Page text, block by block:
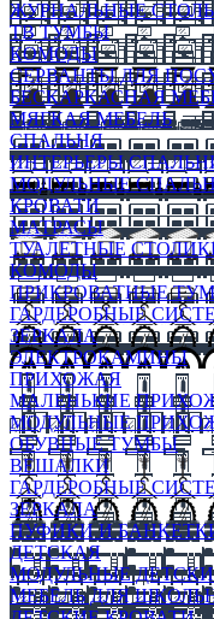
ЖУРНАЛЬНЫЕ
ТВ ТУМБЫ
КОМОДЫ
СЕРВАНТЫ ДЛЯ
БЕСКАРКАСНАЯ
МЯГКАЯ МЕБЕЛЬ
СПАЛЬНЯ
ИНТЕРЬЕРЫ
МОДУЛЬНЫЕ
КРОВАТИ
МАТРАСЫ
ТУАЛЕТНЫЕ
КОМОДЫ
ПРИКРОВАТНЫЕ
ГАРДЕРОБНЫЕ
ЗЕРКАЛА
ЭЛЕКТРОКАМИНЫ
ПРИХОЖАЯ
МАЛЕНЬКИЕ
МОДУЛЬНЫЕ
ОБУВНЫЕ ТУМБЫ
ВЕШАЛКИ
ГАРДЕРОБНЫЕ
ЗЕРКАЛА
ПУФИКИ И
ДЕТСКАЯ
МОДУЛЬНЫЕ
МЕБЕЛЬ ДЛЯ